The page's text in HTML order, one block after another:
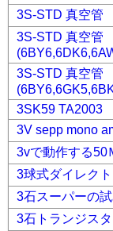
3S-STD 真空管
3S-STD 真空管
3S-STD 真空
3SK59 TA2003
3V sepp mono
3vで動作する50
3球式ダイレク
3石スーパーの
3石トランジス